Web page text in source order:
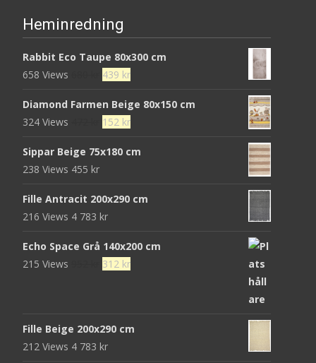
Heminredning
Rabbit Eco Taupe 80x300 cm
658 Views
Det
priset
var:
439 krDet
priset
är:
Diamond Farmen Beige 80x150 cm
324 Views
Det
priset
152 krDet
priset
Sippar Beige 75x180 cm
238 Views 455 kr
Fille Antracit 200x290 cm
216 Views 4 783 kr
Echo Space Grå 140x200 cm
215 Views
Det
952 kr.
312 krDet
312 kr.
Fille Beige 200x290 cm
212 Views 4 783 kr